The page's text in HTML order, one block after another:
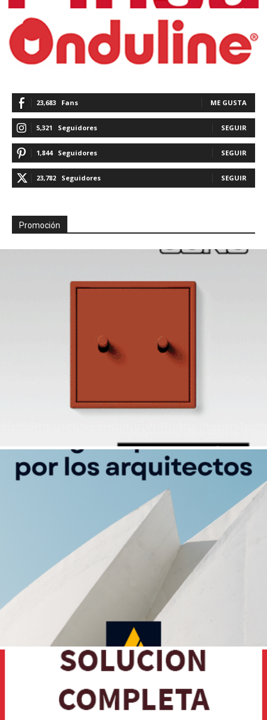
23,683 Fans ME GUSTA
5,321 Seguidores SEGUIR
1,844 Seguidores SEGUIR
23,782 Seguidores SEGUIR
Promoción